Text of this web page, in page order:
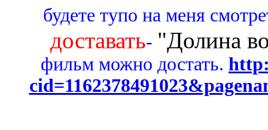
будете тупо на меня
доставать- "Долина
фильм можно достать.